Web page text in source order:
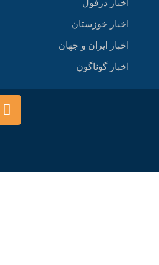
اخبار دزفول
اخبار خوزستان
اخبار ایران و جهان
اخبار گوناگون